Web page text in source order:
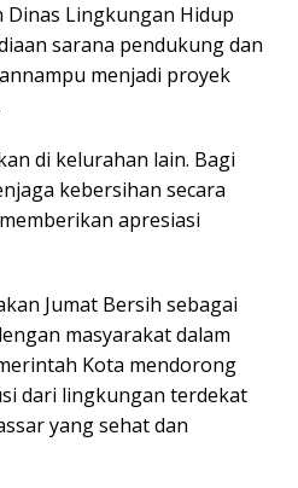
Lingkungan Hidup
sarana pendukung dan
menjadi proyek
di kelurahan lain. Bagi
kebersihan secara
apresiasi
Jumat Bersih sebagai
masyarakat dalam
Kota mendorong
dari lingkungan terdekat
yang sehat dan